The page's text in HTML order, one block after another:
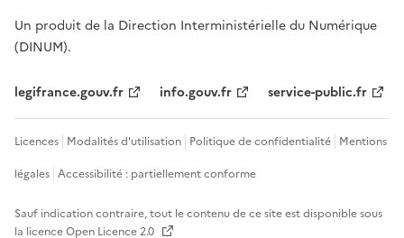
Un produit de la Direction Interministérielle du Numérique
(DINUM).
legifrance.gouv.fr info.gouv.fr service-public.fr
Licences Modalités d'utilisation Politique de confidentialité Mentions
légales Accessibilité : partiellement conforme
Sauf indication contraire, tout le contenu de ce site est disponible sous
la licenceOpen Licence 2.0